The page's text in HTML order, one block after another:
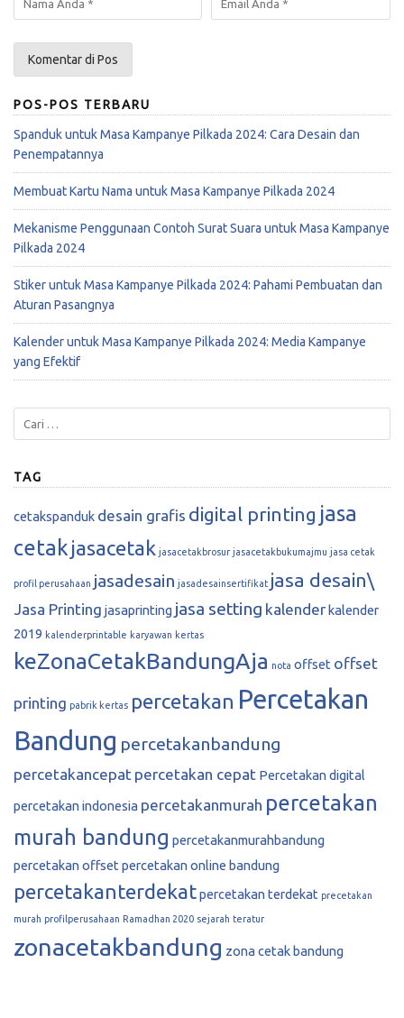
POS-POS TERBARU
Spanduk untuk Masa Kampanye Pilkada 2024: Cara Desain dan
Penempatannya
Membuat Kartu Nama untuk Masa Kampanye Pilkada 2024
Mekanisme Penggunaan Contoh Surat Suara untuk Masa Kampanye
Pilkada 2024
Stiker untuk Masa Kampanye Pilkada 2024: Pahami Pembuatan dan
Aturan Pasangnya
Kalender untuk Masa Kampanye Pilkada 2024: Media Kampanye
yang Efektif
TAG
cetakspanduk desain grafis digital printing jasa
cetak jasacetak jasacetakbrosur jasacetakbukumajmu jasa cetak
profil perusahaan jasadesain jasadesainsertifikat jasa desain\
Jasa Printing jasaprinting jasa setting kalender kalender
2019 kalenderprintable karyawan kertas
keZonaCetakBandungAja nota offset offset
printing pabrik kertas percetakan Percetakan
Bandung percetakanbandung
percetakancepat percetakan cepat Percetakan digital
percetakan indonesia percetakanmurah percetakan
murah bandung percetakanmurahbandung
percetakan offset percetakan online bandung
percetakanterdekatpercetakan terdekat precetakan
murah profilperusahaan Ramadhan 2020 sejarah teratur
zonacetakbandung zona cetak bandung